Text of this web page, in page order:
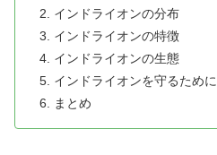
インドライオンの分布
インドライオンの特徴
インドライオンの生態
インドライオンを守るために
まとめ